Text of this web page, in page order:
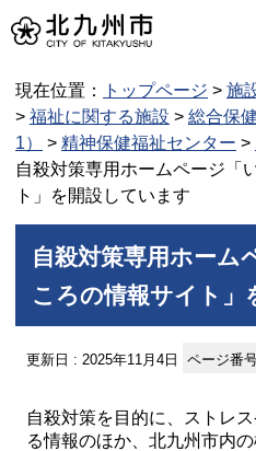
現在位置： トップページ > 施
> 福祉に関する施設 > 総合保
1）
> 精神保健福祉センター >
自殺対策専用ホームページ「
ト」を開設しています
自殺対策専用ホーム
ころの情報サイト」
更新日 : 2025年11月4日 ページ番
自殺対策を目的に、ストレ
る情報のほか、北九州市内